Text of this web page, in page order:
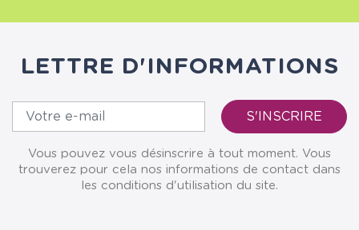
LETTRE D'INFORMATIONS
Vous pouvez vous désinscrire à tout moment. Vous
trouverez pour cela nos informations de contact dans
les conditions d'utilisation du site.